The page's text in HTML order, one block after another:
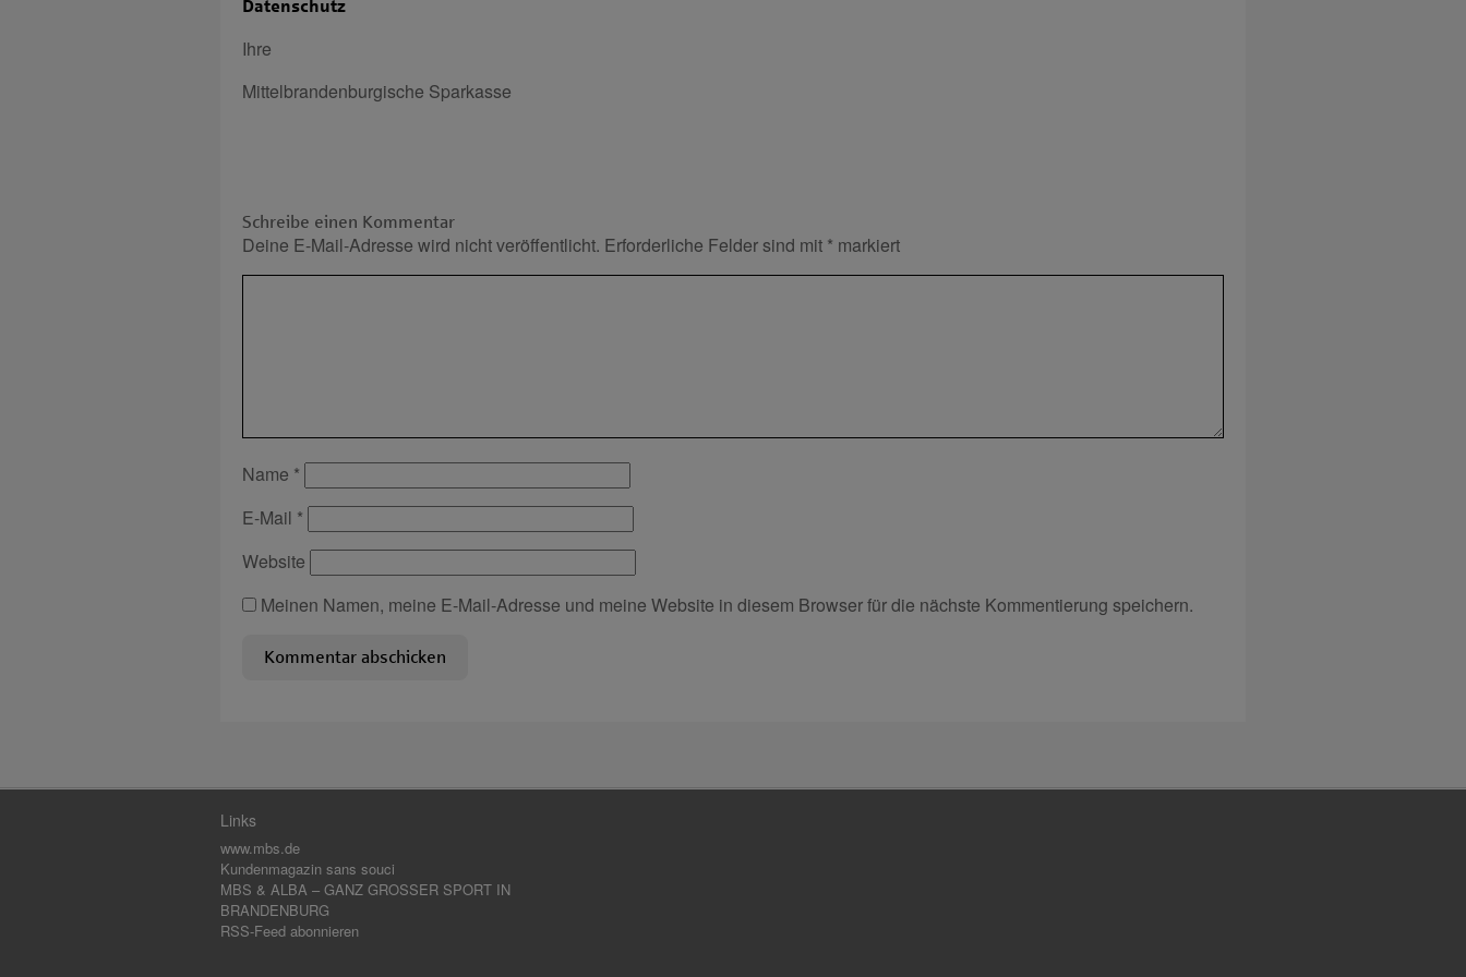
Datenschutz
Ihre
Mittelbrandenburgische Sparkasse
Schreibe einen Kommentar
Deine E-Mail-Adresse wird nicht veröffentlicht. Erforderliche Felder sind mit * markiert
Name *
E-Mail *
Website
Meinen Namen, meine E-Mail-Adresse und meine Website in diesem Browser für die nächste Kommentierung speichern.
Links
www.mbs.de
Kundenmagazin sans souci
MBS & ALBA – GANZ GROSSER SPORT IN
BRANDENBURG
RSS-Feed abonnieren